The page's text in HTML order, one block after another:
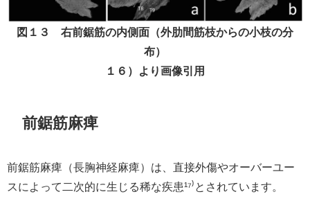
図１３ 右前鋸筋の内側面（外肋間筋枝からの小枝の分
布）
１６）より画像引用
前鋸筋麻痺
前鋸筋麻痺（長胸神経麻痺）は、直接外傷やオーバーユー
スによって二次的に生じる稀な疾患¹⁷⁾とされています。